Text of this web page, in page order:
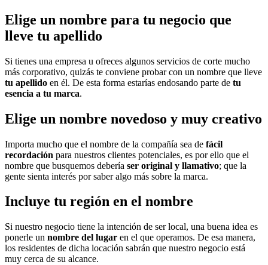
Elige un nombre para tu negocio que
lleve tu apellido
Si tienes una empresa u ofreces algunos servicios de corte mucho
más corporativo, quizás te conviene probar con un nombre que lleve
tu apellido en él. De esta forma estarías endosando parte de tu
esencia a tu marca.
Elige un nombre novedoso y muy creativo
Importa mucho que el nombre de la compañía sea de fácil
recordación para nuestros clientes potenciales, es por ello que el
nombre que busquemos debería ser original y llamativo; que la
gente sienta interés por saber algo más sobre la marca.
Incluye tu región en el nombre
Si nuestro negocio tiene la intención de ser local, una buena idea es
ponerle un nombre del lugar en el que operamos. De esa manera,
los residentes de dicha locación sabrán que nuestro negocio está
muy cerca de su alcance.